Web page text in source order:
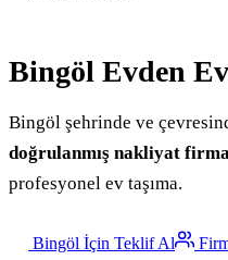
Bingöl Evden
Bingöl şehrinde ve
doğrulanmış nakliyat
profesyonel ev taşıma.
Bingöl İçin Teklif Al